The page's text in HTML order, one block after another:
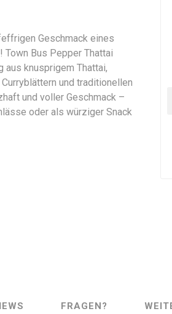
Geschmack eines
Bus Pepper Thattai
knusprigem Thattai,
und traditionellen
und voller Geschmack –
oder als würziger Snack
FRAGEN?